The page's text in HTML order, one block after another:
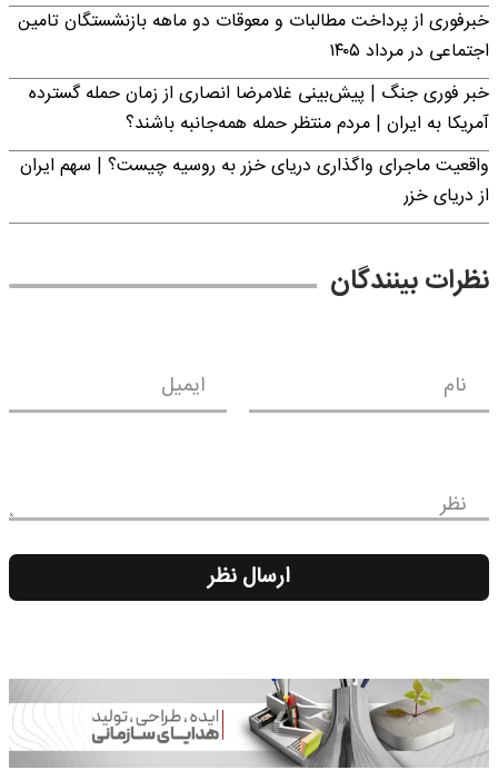
خبرفوری از پرداخت مطالبات و معوقات دو ماهه بازنشستگان تامین
اجتماعی در مرداد ۱۴۰۵
خبر فوری جنگ | پیش‌بینی غلامرضا انصاری از زمان حمله گسترده
آمریکا به ایران | مردم منتظر حمله همه‌جانبه باشند؟
واقعیت ماجرای واگذاری دریای خزر به روسیه چیست؟ | سهم ایران
از دریای خزر
نظرات بینندگان
نام ایمیل
نظر
ارسال نظر